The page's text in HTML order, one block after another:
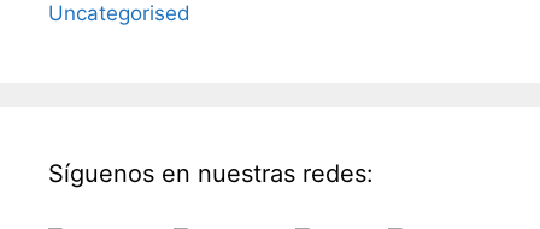
Uncategorised
Síguenos en nuestras redes: